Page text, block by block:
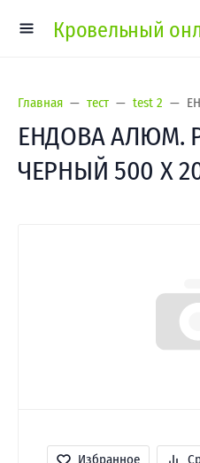
Кровельный
Главная тест test 2
ЕНДОВА АЛЮМ.
ЧЕРНЫЙ 500 Х
Избранное